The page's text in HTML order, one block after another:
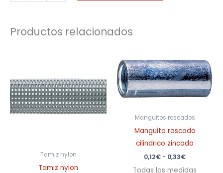
Productos relacionados
Tamiz nylon
Tamiz nylon
0,30€
hasta
0,41€
Manguitos roscados
Manguito roscado
cilindrico zincado
0,12€ - 0,33€
de
precios:
desde
0,12€
hasta
0,33€
Todas las medidas